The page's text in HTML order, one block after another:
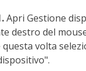
Apri Gestione
destro del
volta